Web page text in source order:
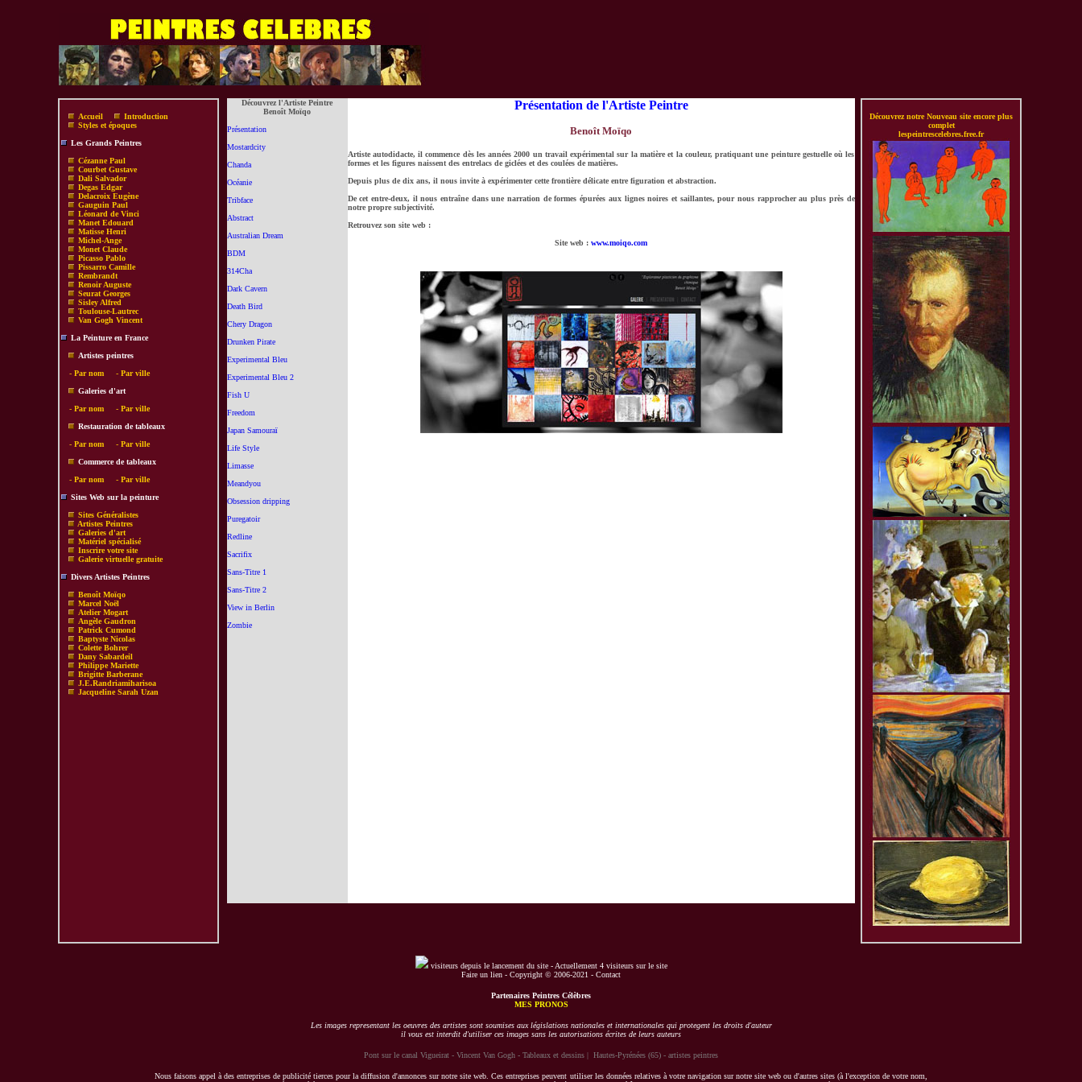
Accueil
Introduction
Styles et époques
Les Grands Peintres
Cézanne Paul
Courbet Gustave
Dali Salvador
Degas Edgar
Delacroix Eugène
Gauguin Paul
Léonard de Vinci
Manet Edouard
Matisse Henri
Michel-Ange
Monet Claude
Picasso Pablo
Pissarro Camille
Rembrandt
Renoir Auguste
Seurat Georges
Sisley Alfred
Toulouse-Lautrec
Van Gogh Vincent
La Peinture en France
Artistes peintres
- Par nom - Par ville
Galeries d'art
- Par nom - Par ville
Restauration de tableaux
- Par nom - Par ville
Commerce de tableaux
- Par nom - Par ville
Sites Web sur la peinture
Sites Généralistes
Artistes Peintres
Galeries d'art
Matériel spécialisé
Inscrire votre site
Galerie virtuelle gratuite
Divers Artistes Peintres
Benoît Moïqo
Marcel Noël
Atelier Mogart
Angèle Gaudron
Patrick Cumond
Baptyste Nicolas
Colette Bohrer
Dany Sabardeil
Philippe Mariette
Brigitte Barberane
J.E.Randriamiharisoa
Jacqueline Sarah Uzan
Découvrez l'Artiste Peintre
Benoît Moïqo
Présentation
Mostardcity
Chanda
Océanie
Tribface
Abstract
Australian Dream
BDM
314Cha
Dark Cavern
Death Bird
Chery Dragon
Drunken Pirate
Experimental Bleu
Experimental Bleu 2
Fish U
Freedom
Japan Samouraï
Life Style
Limasse
Meandyou
Obsession dripping
Puregatoir
Redline
Sacrifix
Sans-Titre 1
Sans-Titre 2
View in Berlin
Zombie
Présentation de l'Artiste Peintre
Benoît Moïqo
Artiste autodidacte, il commence dès les années 2000 un travail expérimental sur la matière et la couleur, pratiquant une peinture gestuelle où les
formes et les figures naissent des entrelacs de giclées et des coulées de matières.
Depuis plus de dix ans, il nous invite à expérimenter cette frontière délicate entre figuration et abstraction.
De cet entre-deux, il nous entraîne dans une narration de formes épurées aux lignes noires et saillantes, pour nous rapprocher au plus près de
notre propre subjectivité.
Retrouvez son site web :
Site web : www.moiqo.com
Découvrez notre Nouveau site encore plus
complet
lespeintrescelebres.free.fr
visiteurs depuis le lancement du site - Actuellement 4 visiteurs sur le site
Faire un lien - Copyright © 2006-2021 - Contact
Partenaires Peintres Célèbres
MES PRONOS
Les images representant les oeuvres des artistes sont soumises aux législations nationales et internationales qui protegent les droits d'auteur
il vous est interdit d'utiliser ces images sans les autorisations écrites de leurs auteurs
Pont sur le canal Vigueirat - Vincent Van Gogh - Tableaux et dessins | Hautes-Pyrénées (65) - artistes peintres
Nous faisons appel à des entreprises de publicité tierces pour la diffusion d'annonces sur notre site web. Ces entreprises peuvent utiliser les données relatives à votre navigation sur notre site web ou d'autres sites (à l'exception de votre nom,